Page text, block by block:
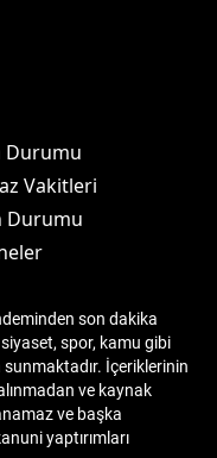
Durumu
Vakitleri
Durumu
son dakika
spor, kamu gibi
İçeriklerinin
ve kaynak
ve başka
yaptırımları